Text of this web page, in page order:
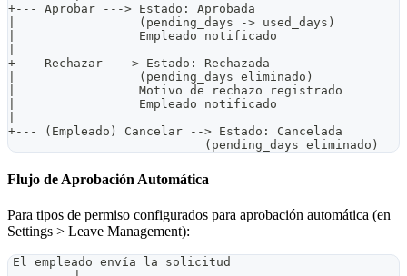
+--- Aprobar ---> Estado: Aprobada
|                 (pending_days -> used_days)
|                 Empleado notificado
+--- Rechazar ---> Estado: Rechazada
|                 (pending_days eliminado)
|                 Motivo de rechazo registrado
|                 Empleado notificado
+--- (Empleado) Cancelar --> Estado: Cancelada
                           (pending_days eliminado)
Flujo de Aprobación Automática
Para tipos de permiso configurados para aprobación automática (en
Settings > Leave Management):
El empleado envía la solicitud